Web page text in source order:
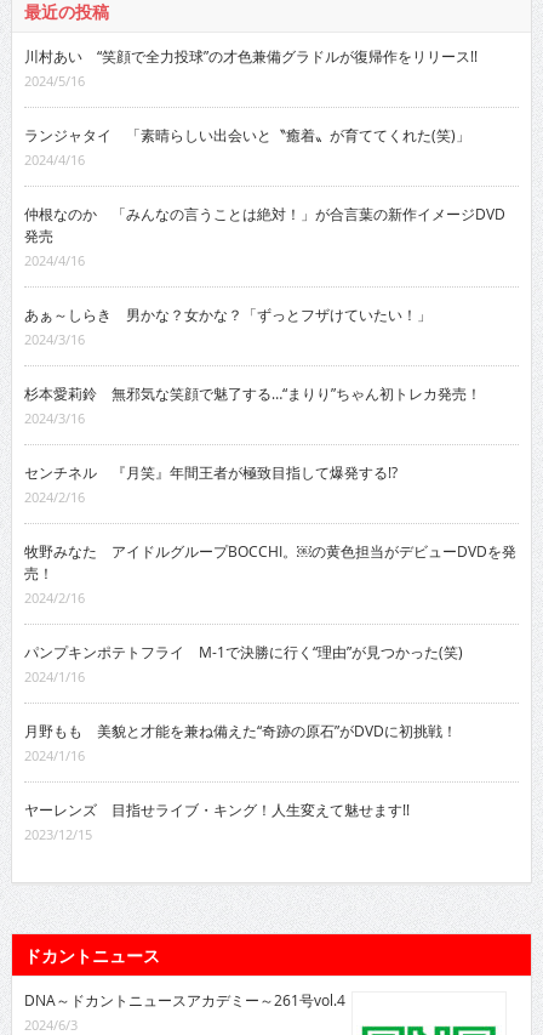
最近の投稿
川村あい “笑顔で全力投球”の才色兼備グラドルが復帰作をリリース!!
2024/5/16
ランジャタイ 「素晴らしい出会いと〝癒着〟が育ててくれた(笑)」
2024/4/16
仲根なのか 「みんなの言うことは絶対！」が合言葉の新作イメージDVD
発売
2024/4/16
あぁ～しらき 男かな？女かな？「ずっとフザけていたい！」
2024/3/16
杉本愛莉鈴 無邪気な笑顔で魅了する…“まりり”ちゃん初トレカ発売！
2024/3/16
センチネル 『月笑』年間王者が極致目指して爆発する!?
2024/2/16
牧野みなた アイドルグループBOCCHI。￼の黄色担当がデビューDVDを発
売！
2024/2/16
パンプキンポテトフライ M-1で決勝に行く“理由”が見つかった(笑)
2024/1/16
月野もも 美貌と才能を兼ね備えた“奇跡の原石”がDVDに初挑戦！
2024/1/16
ヤーレンズ 目指せライブ・キング！人生変えて魅せます!!
2023/12/15
ドカントニュース
DNA～ドカントニュースアカデミー～261号vol.4
2024/6/3